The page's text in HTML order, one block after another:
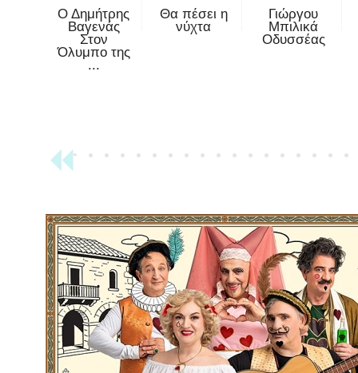
Ο Δημήτρης
Βαγενάς
Στον
Όλυμπο της
...
Θα πέσει η
νύχτα
Γιώργου
Μπιλικά
Οδυσσέας